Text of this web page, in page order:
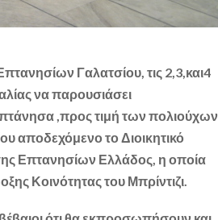
Γαλατσίου, τις 2,3,και4
να παρουσιάσει
,προς τιμή των πολιούχων
αποδεχόμενο το Διοικητικό
Επτανησίων Ελλάδος, η οποία
Κοινότητας του Μπρίντιζι.